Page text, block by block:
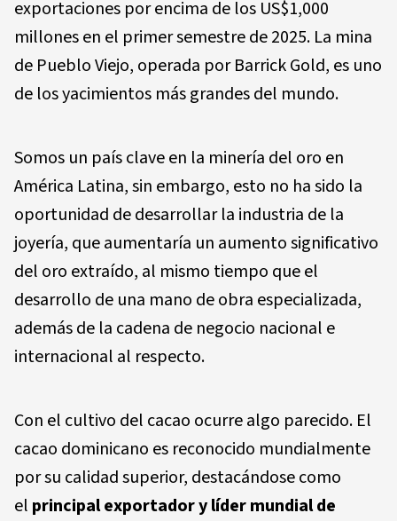
exportaciones por encima de los US$1,000
millones en el primer semestre de 2025. La mina
de Pueblo Viejo, operada por Barrick Gold, es uno
de los yacimientos más grandes del mundo.
Somos un país clave en la minería del oro en
América Latina, sin embargo, esto no ha sido la
oportunidad de desarrollar la industria de la
joyería, que aumentaría un aumento significativo
del oro extraído, al mismo tiempo que el
desarrollo de una mano de obra especializada,
además de la cadena de negocio nacional e
internacional al respecto.
Con el cultivo del cacao ocurre algo parecido. El
cacao dominicano es reconocido mundialmente
por su calidad superior, destacándose como
el principal exportador y líder mundial de